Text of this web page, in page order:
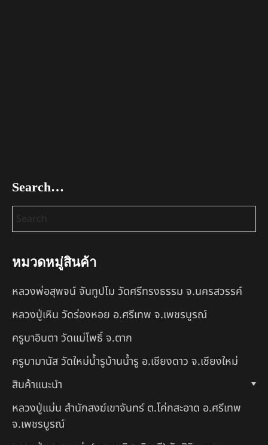
Search…
หมวดหมู่สินค้า
หลวงพ่อสุพจน์ จันทูปโม วัดศรีทรงธรรม จ.นครสวรรค์
หลวงปู่เหิน วัดร่องหอย อ.ศรีเทพ จ.เพชรบูรณ์
ครูบาอินตา วัดแม่โพธิ์ จ.ตาก
ครูบามานัส วัดใหม่น้ำรูบ้านน้ำรู อ.เชียงดาว จ.เชียงใหม่
สินค้าแนะนำ
หลวงปู่แม่น สำนักสงฆ์เขาจันทร์ ต.โค่กสะอาด อ.ศรีเทพ
จ.เพชรบูรณ์